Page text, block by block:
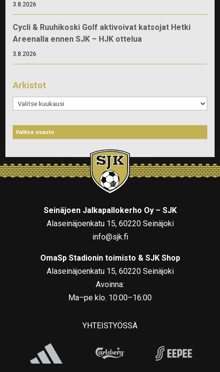
3.8.2026
Cycli & Ruuhikoski Golf aktivoivat katsojat Hetki
Areenalla ennen SJK – HJK ottelua
3.8.2026
Arkistot
Arkistot
Seinäjoen Jalkapallokerho Oy – SJK
Alaseinäjoenkatu 15, 60220 Seinäjoki
info@sjk.fi
OmaSp Stadionin toimisto & SJK Shop
Alaseinäjoenkatu 15, 60220 Seinäjoki
Avoinna:
Ma–pe klo. 10:00–16:00
YHTEISTYÖSSÄ